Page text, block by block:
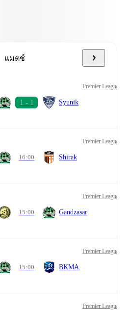
แมตช์
Premier League
Syunik
Premier League
16:00 Shirak
Premier League
15:00 Gandzasar
Premier League
15:00 BKMA
Premier League